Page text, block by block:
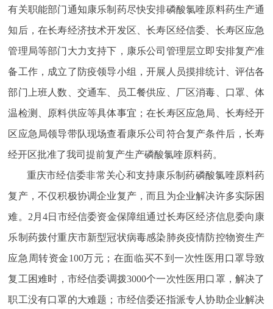
有关职能部门通知康乐制药尽快安排磷酸氯喹原料药生产通
知后，在长寿经济技术开发区、长寿区经信委、长寿区应急
管理局等部门大力支持下，康乐公司管理层立即安排复产准
备工作，成立了防疫领导小组，开展人员摸排统计、评估各
部门上班人数、交通车、员工餐供应、厂区消毒、口罩、体
温检测、原料供应等具体事宜；在长寿区应急局、长寿经开
区应急局领导带队现场查看康乐公司符合复产条件后，长寿
经开区批准了我司提前复产生产磷酸氯喹原料药。
重庆市经信委非常关心和支持康乐制药磷酸氯喹原料药
复产，不仅积极协调企业复产，而且为企业解决许多实际困
难。2月4日市经信委资金保障组通过长寿区经济信息委向康
乐制药拨付重庆市新型冠状病毒感染肺炎疫情防控物资生产
应急周转资金100万元；在面临买不到一次性医用口罩导致
复工困难时，市经信委调拨3000个一次性医用口罩，解决了
职工没有口罩的大难题；市经信委还指派专人协助企业解决